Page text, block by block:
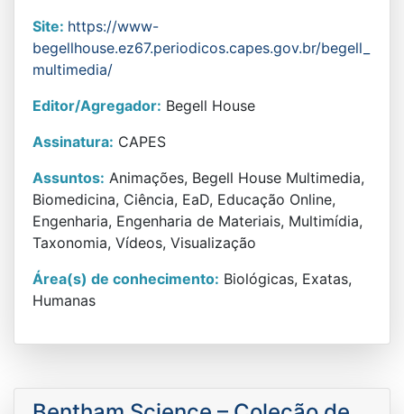
Site: https://www-
begellhouse.ez67.periodicos.capes.gov.br/begell_
multimedia/
Editor/Agregador: Begell House
Assinatura: CAPES
Assuntos: Animações, Begell House Multimedia,
Biomedicina, Ciência, EaD, Educação Online,
Engenharia, Engenharia de Materiais, Multimídia,
Taxonomia, Vídeos, Visualização
Área(s) de conhecimento: Biológicas, Exatas,
Humanas